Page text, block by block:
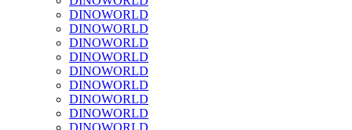
DINOWORLD
DINOWORLD
DINOWORLD
DINOWORLD
DINOWORLD
DINOWORLD
DINOWORLD
DINOWORLD
DINOWORLD